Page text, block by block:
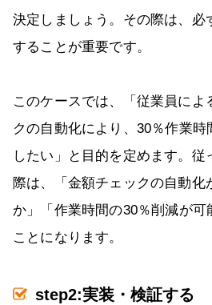
決定しましょう。その際は、必
することが重要です。
このケースでは、「従業員によ
クの自動化により、30％作業
したい」と目的を定めます。従
際は、「金額チェックの自動化
か」「作業時間の30％削減が可
ことになります。
step2:実装・検証する